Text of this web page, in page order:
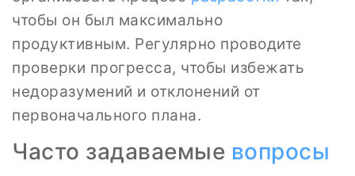
чтобы он был максимально
продуктивным. Регулярно проводите
проверки прогресса, чтобы избежать
недоразумений и отклонений от
первоначального плана.
Часто задаваемые вопросы